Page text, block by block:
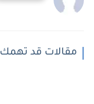
مقالات قد تهمك